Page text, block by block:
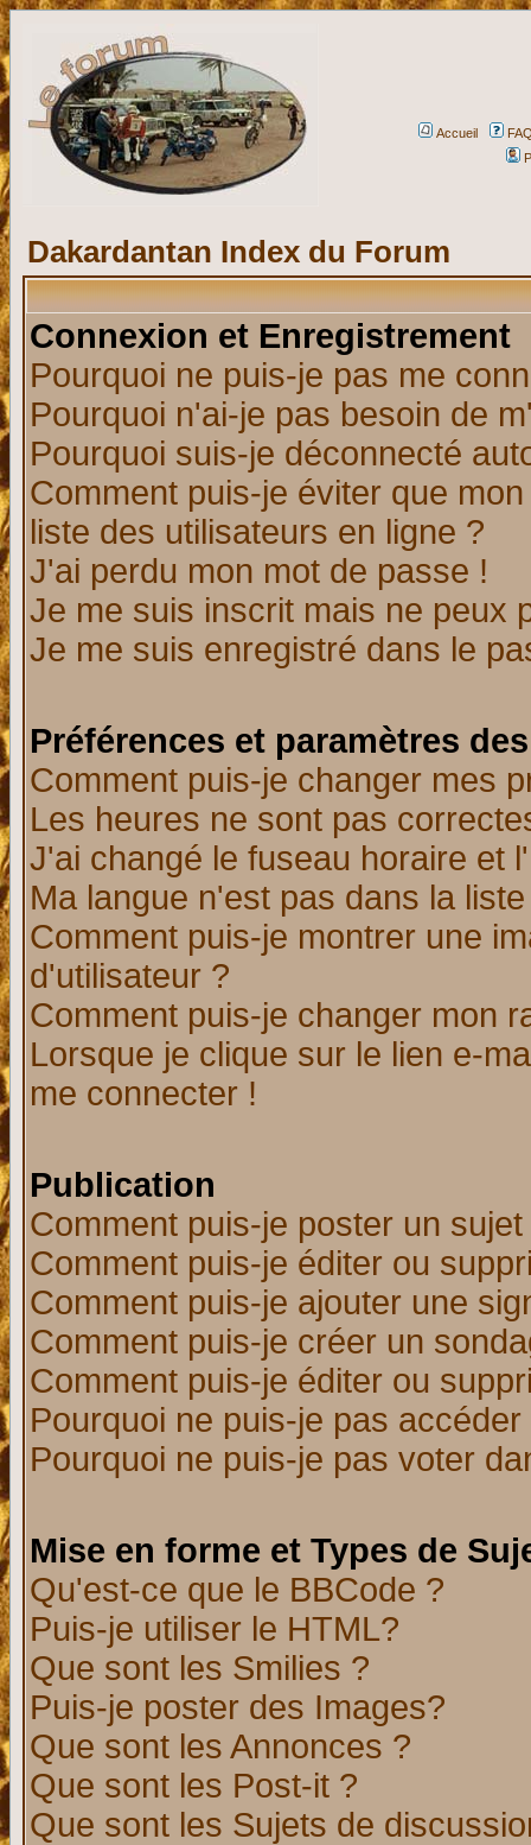
Accueil
Dakardantan Index du Forum
Connexion et Enregistrement
Pourquoi ne puis-je pas me
Pourquoi n'ai-je pas besoin de
Pourquoi suis-je déconnecté
Comment puis-je éviter que
liste des utilisateurs en ligne ?
J'ai perdu mon mot de passe !
Je me suis inscrit mais ne peux
Je me suis enregistré dans le
Préférences et paramètres
Comment puis-je changer mes
Les heures ne sont pas
J'ai changé le fuseau horaire et
Ma langue n'est pas dans la
Comment puis-je montrer une
d'utilisateur ?
Comment puis-je changer mon
Lorsque je clique sur le lien e-
me connecter !
Publication
Comment puis-je poster un
Comment puis-je éditer ou
Comment puis-je ajouter une
Comment puis-je créer un
Comment puis-je éditer ou
Pourquoi ne puis-je pas
Pourquoi ne puis-je pas voter
Mise en forme et Types de
Qu'est-ce que le BBCode ?
Puis-je utiliser le HTML?
Que sont les Smilies ?
Puis-je poster des Images?
Que sont les Annonces ?
Que sont les Post-it ?
Que sont les Sujets de